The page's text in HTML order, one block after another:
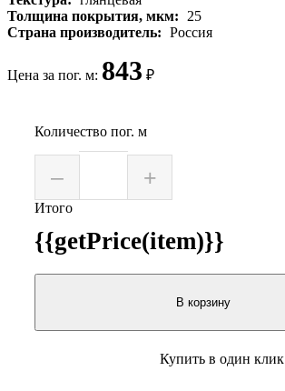
Толщина покрытия, мкм: 25
Страна производитель: Россия
Цена за пог. м: 843 ₽
Количество пог. м
– +
Итого
{{getPrice(item)}}
В корзину
Купить в один клик